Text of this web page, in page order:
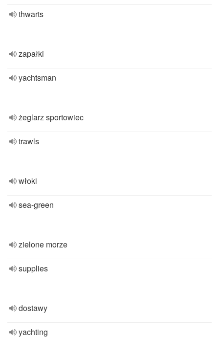
thwarts
zapałki
yachtsman
żeglarz sportowiec
trawls
włoki
sea-green
zielone morze
supplies
dostawy
yachting